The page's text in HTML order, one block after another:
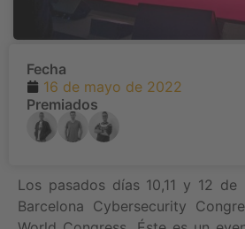
Los pasados días 10,11 y 12
Barcelona Cybersecurity
Fecha
16 de mayo de 2022
Premiados